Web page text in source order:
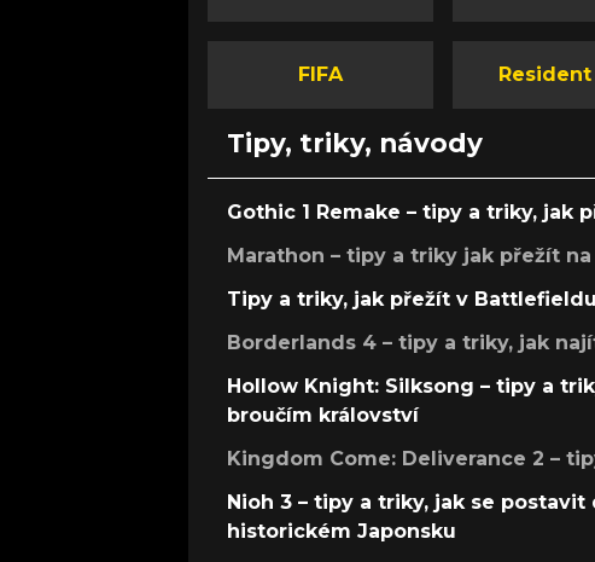
FIFA Resident
Tipy, triky, návody
Gothic 1 Remake – tipy a triky, jak
Marathon – tipy a triky jak přežít
Tipy a triky, jak přežít v
Borderlands 4 – tipy a triky, jak
Hollow Knight: Silksong – tipy a
broučím království
Kingdom Come: Deliverance 2 –
Nioh 3 – tipy a triky, jak se
historickém Japonsku